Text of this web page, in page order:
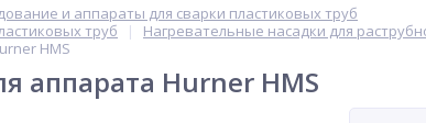
и аппараты для сварки пластиковых труб
труб
Нагревательные насадки для
HMS
аппарата Hurner HMS